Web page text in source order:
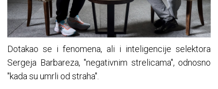
Dotakao se i fenomena, ali i inteligencije selektora
Sergeja Barbareza, "negativnim strelicama", odnosno
"kada su umrli od straha".